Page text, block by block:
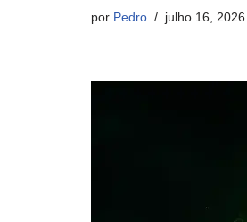
por Pedro julho 16, 2026